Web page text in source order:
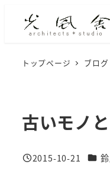
トップページ ブログ
古いモノ
投稿日
2015-10-21 カテ